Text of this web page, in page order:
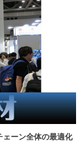
ェーン全体の最適化